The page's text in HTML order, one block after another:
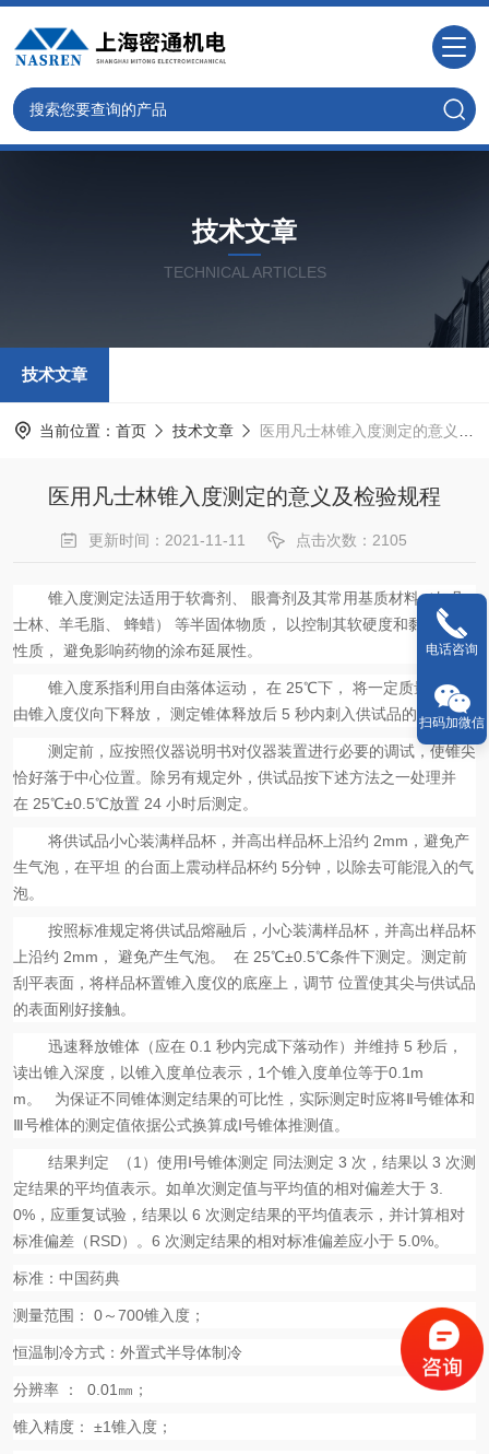
技术文章
TECHNICAL ARTICLES
技术文章
当前位置： 首页 技术文章 医用凡士林锥入度测定的意义及检验规程
医用凡士林锥入度测定的意义及检验规程
更新时间：2021-11-11 点击次数：2105
锥入度测定法适用于软膏剂、
眼膏剂及其常用基质材料（如凡
士林、羊毛脂、
蜂蜡） 等半固体物质，
以控制其软硬度和黏稠度等
性质，
避免影响药物的涂布延展性。
锥入度系指利用自由落体运动， 在 25℃下， 将一定质量的锥体
由锥入度仪向下释放， 测定锥体释放后 5 秒内刺入供试品的深度。
测定前，应按照仪器说明书对仪器装置进行必要的调试，使锥尖
恰好落于中心位置。除另有规定外，供试品按下述方法之一处理并
在 25℃±0.5℃放置 24 小时后测定。
将供试品小心装满样品杯，并高出样品杯上沿约 2mm ，避免产
生气泡，在平坦 的台面上震动样品杯约 5分钟，以除去可能混入的气
泡。
按照标准规定将供试品熔融后，小心装满样品杯，并高出样品杯
上沿约 2mm ， 避免产生气泡。 在 25℃±0.5℃条件下测定。测定前
刮平表面，将样品杯置锥入度仪的底座上，调节 位置使其尖与供试品
的表面刚好接触。
迅速释放锥体（应在 0.1 秒内完成下落动作）并维持 5 秒后，
读出锥入深度，以锥入度单位表示， 1个锥入度单位等于0.1m
m。 为保证不同锥体测定结果的可比性，实际测定时应将Ⅱ号锥体和
Ⅲ号椎体的测定值依据公式换算成Ⅰ号锥体推测值。
结果判定 （1 ）使用Ⅰ号锥体测定 同法测定 3 次，结果以 3 次测
定结果的平均值表示。如单次测定值与平均值的相对偏差大于 3.
0% ，应重复试验，结果以 6 次测定结果的平均值表示，并计算相对
标准偏差（RSD）。 6 次测定结果的相对标准偏差应小于 5.0%。
标准：中国药典
测量范围： 0～700锥入度；
恒温制冷方式：外置式半导体制冷
分辨率 ： 0.01 ㎜；
锥入精度： ±1锥入度；
电话咨询
扫码加微信